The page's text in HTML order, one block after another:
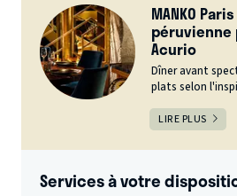
MANKO
péruvienne
Acurio
Dîner avant
plats selon
LIRE PLUS
Services à votre